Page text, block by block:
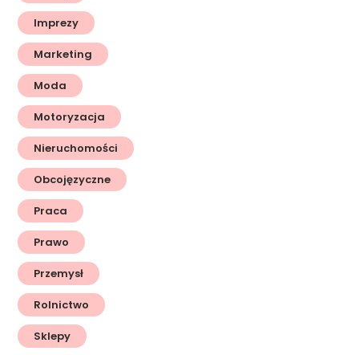
Imprezy
Marketing
Moda
Motoryzacja
Nieruchomości
Obcojęzyczne
Praca
Prawo
Przemysł
Rolnictwo
Sklepy